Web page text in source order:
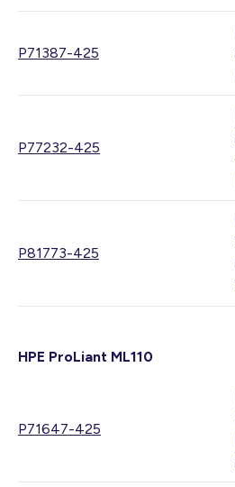
P71387-425
P77232-425
P81773-425
HPE ProLiant ML110
P71647-425